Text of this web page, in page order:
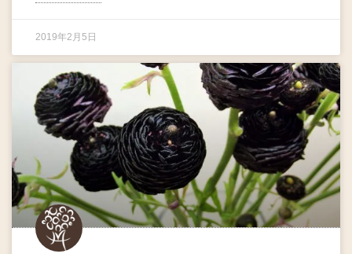
2019年2月5日